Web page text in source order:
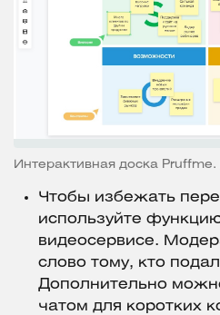
Интерактивная доска Pruffme.
Чтобы избежать
используйте
видеосервисе.
слово тому, кто
Дополнительно
чатом для коротких